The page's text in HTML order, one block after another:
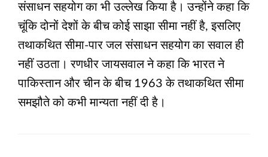
संसाधन सहयोग का भी उल्लेख किया है। उन्होंने कहा कि
चूंकि दोनों देशों के बीच कोई साझा सीमा नहीं है, इसलिए
तथाकथित सीमा-पार जल संसाधन सहयोग का सवाल ही
नहीं उठता। रणधीर जायसवाल ने कहा कि भारत ने
पाकिस्तान और चीन के बीच 1963 के तथाकथित सीमा
समझौते को कभी मान्यता नहीं दी है।